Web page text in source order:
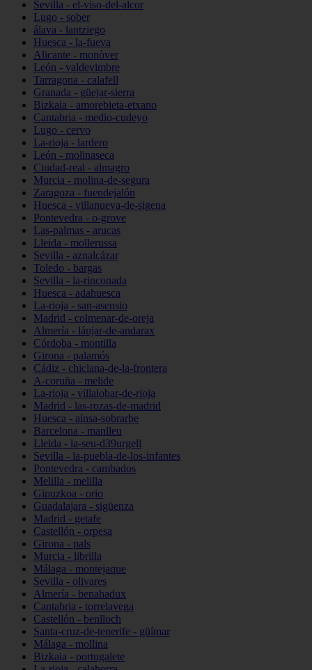
Sevilla - el-viso-del-alcor
Lugo - sober
álava - lantziego
Huesca - la-fueva
Alicante - monòver
León - valdevimbre
Tarragona - calafell
Granada - güejar-sierra
Bizkaia - amorebieta-etxano
Cantabria - medio-cudeyo
Lugo - cervo
La-rioja - lardero
León - molinaseca
Ciudad-real - almagro
Murcia - molina-de-segura
Zaragoza - fuendejalón
Huesca - villanueva-de-sigena
Pontevedra - o-grove
Las-palmas - arucas
Lleida - mollerussa
Sevilla - aznalcázar
Toledo - bargas
Sevilla - la-rinconada
Huesca - adahuesca
La-rioja - san-asensio
Madrid - colmenar-de-oreja
Almería - láujar-de-andarax
Córdoba - montilla
Girona - palamós
Cádiz - chiclana-de-la-frontera
A-coruña - melide
La-rioja - villalobar-de-rioja
Madrid - las-rozas-de-madrid
Huesca - aínsa-sobrarbe
Barcelona - manlleu
Lleida - la-seu-d39urgell
Sevilla - la-puebla-de-los-infantes
Pontevedra - cambados
Melilla - melilla
Gipuzkoa - orio
Guadalajara - sigüenza
Madrid - getafe
Castellón - orpesa
Girona - pals
Murcia - librilla
Málaga - montejaque
Sevilla - olivares
Almería - benahadux
Cantabria - torrelavega
Castellón - benlloch
Santa-cruz-de-tenerife - güímar
Málaga - mollina
Bizkaia - portugalete